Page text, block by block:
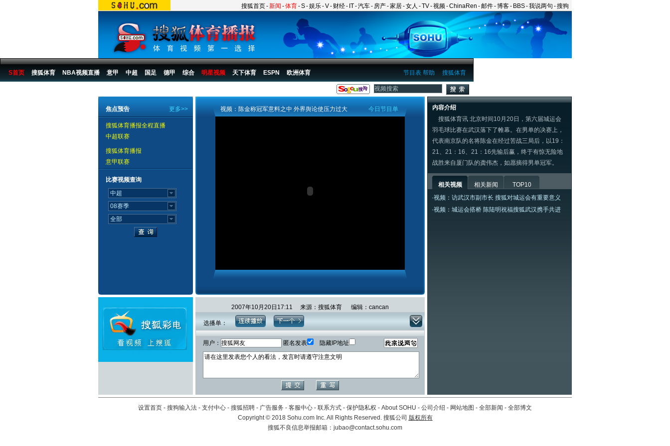
搜狐首页-新闻 -体育-S-娱乐-V- 财经- IT-汽车- 房产-家居-女人 -TV-视频-ChinaRen -邮件-博客- BBS-我说两句 -搜狗
搜狐体育
节目表 帮助
S首页 搜狐体育 NBA视频直播 意甲 中超 国足 德甲 综合 明星视频 天下体育 ESPN 欧洲体育
更多>>
焦点预告
搜狐体育播报全程直播
中超联赛
搜狐体育播报
意甲联赛
比赛视频查询
今日节目单
视频：陈金称冠军意料之中 外界舆论使压力过大
2007年10月20日17:11 来源：搜狐体育 编辑：cancan
选播单：
用户： 匿名发表 隐藏IP地址
内容介绍
搜狐体育讯 北京时间10月20日，第六届城运会
羽毛球比赛在武汉落下了帷幕。在男单的决赛上，
代表南京队的名将陈金在经过苦战三局后，以19：
21、21：16、21：16先输后赢，终于有惊无险地
战胜来自厦门队的龚伟杰，如愿摘得男单冠军。
相关视频 相关新闻
TOP10
·视频：访武汉市副市长 搜狐对城运会有重要意义
·视频：城运会搭桥 陈陆明祝福搜狐武汉携手共进
设置首页 - 搜狗输入法 - 支付中心 - 搜狐招聘 - 广告服务 - 客服中心 - 联系方式 - 保护隐私权 - About SOHU - 公司介绍 - 网站地图 - 全部新闻 - 全部博文
Copyright©2018 Sohu.com Inc. All Rights Reserved. 搜狐公司 版权所有
搜狐不良信息举报邮箱： jubao@contact.sohu.com